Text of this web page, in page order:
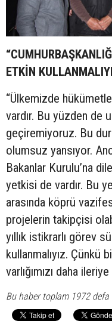
ETKİN
“Ülkemizde
vardır. Bu yüzden de
geçiremiyoruz. Bu
olumsuz yansıyor.
Bakanlar Kurulu’na
yetkisi de vardır. Bu
arasında köprü
projelerin takipçisi
yıllık istikrarlı görev
kullanmalıyız.
varlığımızı daha
Bu haber toplam 1972